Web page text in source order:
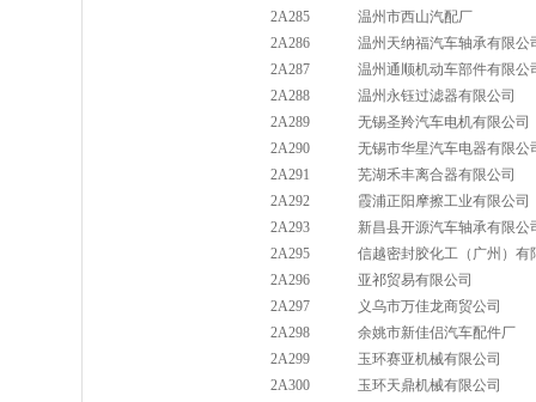
2A285
温州市西山汽配厂
2A286
温州天纳福汽车轴承有限公
2A287
温州通顺机动车部件有限公
2A288
温州永钰过滤器有限公司
2A289
无锡圣羚汽车电机有限公司
2A290
无锡市华星汽车电器有限公
2A291
芜湖禾丰离合器有限公司
2A292
霞浦正阳摩擦工业有限公司
2A293
新昌县开源汽车轴承有限公
2A295
信越密封胶化工（广州）有
2A296
亚祁贸易有限公司
2A297
义乌市万佳龙商贸公司
2A298
余姚市新佳侣汽车配件厂
2A299
玉环赛亚机械有限公司
2A300
玉环天鼎机械有限公司